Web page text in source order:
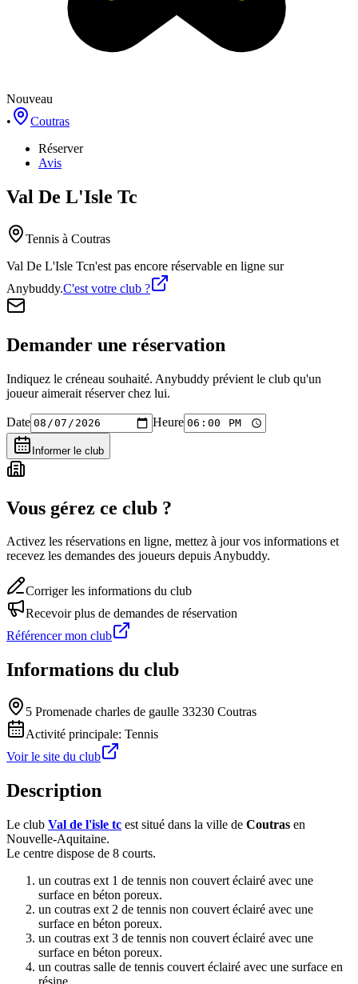
Nouveau
•
Coutras
Réserver
Avis
Val De L'Isle Tc
Tennis à Coutras
Val De L'Isle Tcn'est pas encore réservable en ligne sur
Anybuddy.C'est votre club ?
Demander une réservation
Indiquez le créneau souhaité. Anybuddy prévient le club qu'un
joueur aimerait réserver chez lui.
Date Heure
Informer le club
Vous gérez ce club ?
Activez les réservations en ligne, mettez à jour vos informations et
recevez les demandes des joueurs depuis Anybuddy.
Corriger les informations du club
Recevoir plus de demandes de réservation
Référencer mon club
Informations du club
5 Promenade charles de gaulle 33230 Coutras
Activité principale: Tennis
Voir le site du club
Description
Le club Val de l'isle tc est situé dans la ville de Coutras en
Nouvelle-Aquitaine.
Le centre dispose de 8 courts.
un coutras ext 1 de tennis non couvert éclairé avec une
surface en béton poreux.
un coutras ext 2 de tennis non couvert éclairé avec une
surface en béton poreux.
un coutras ext 3 de tennis non couvert éclairé avec une
surface en béton poreux.
un coutras salle de tennis couvert éclairé avec une surface en
résine.